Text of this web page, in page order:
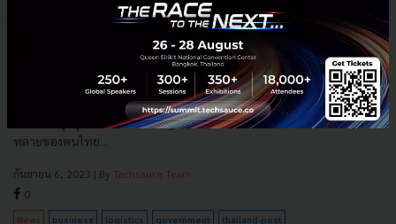
DES หนุนไปรษณีย์ไทย ผสานเทคโนโลยีใหม่ สู่สังคมดิจิทัล มุ่งเป็น
Top of Mind ดันทุกธุรกิจเติบโต
DES หนุนไปรษณีย์ไทย ผสานเทคโนโลยีใหม่ สู่สังคมดิจิทัล มุ่งเป็น Top of
Mind ดันทุกธุรกิจเติบโต ด้วย Big Data ตอบโจทย์ความต้องการที่หลาก
หลายของคนไทย...
กันยายน 6, 2023 | By Techsauce Team
0
News business logistics government thailand-post